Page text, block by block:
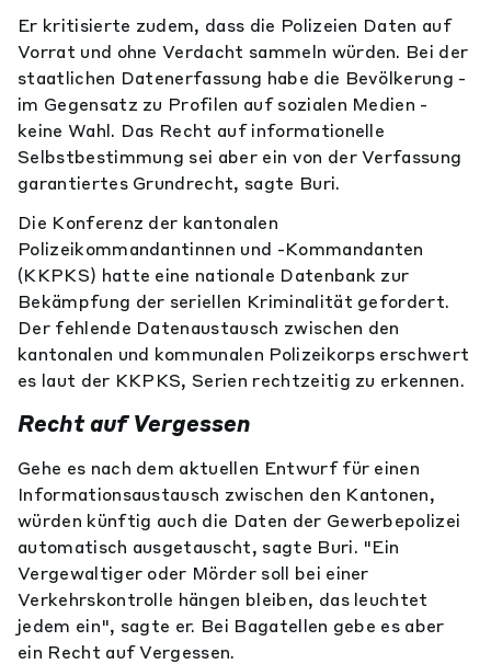
Er kritisierte zudem, dass die Polizeien Daten auf
Vorrat und ohne Verdacht sammeln würden. Bei der
staatlichen Datenerfassung habe die Bevölkerung -
im Gegensatz zu Profilen auf sozialen Medien -
keine Wahl. Das Recht auf informationelle
Selbstbestimmung sei aber ein von der Verfassung
garantiertes Grundrecht, sagte Buri.
Die Konferenz der kantonalen
Polizeikommandantinnen und -Kommandanten
(KKPKS) hatte eine nationale Datenbank zur
Bekämpfung der seriellen Kriminalität gefordert.
Der fehlende Datenaustausch zwischen den
kantonalen und kommunalen Polizeikorps erschwert
es laut der KKPKS, Serien rechtzeitig zu erkennen.
Recht auf Vergessen
Gehe es nach dem aktuellen Entwurf für einen
Informationsaustausch zwischen den Kantonen,
würden künftig auch die Daten der Gewerbepolizei
automatisch ausgetauscht, sagte Buri. "Ein
Vergewaltiger oder Mörder soll bei einer
Verkehrskontrolle hängen bleiben, das leuchtet
jedem ein", sagte er. Bei Bagatellen gebe es aber
ein Recht auf Vergessen.